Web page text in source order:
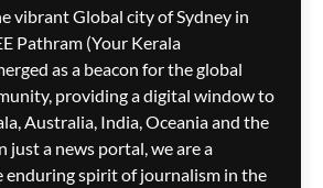
ആനക്കൂട്ടിൽ
അടിയേറ്റ്
പാപ്പാൻ മരിച്ചു
ഗീത ദാസ്‌ 1 hour ago 0
vibrant Global city of Sydney in
Pathram (Your Kerala
as a beacon for the global
providing a digital window to
Australia, India, Oceania and the
just a news portal, we are a
spirit of journalism in the